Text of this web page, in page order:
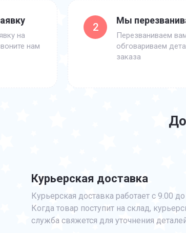
на
нам
2
Мы
Перезваниваем
обговариваем
заказа
Курьерская доставка
Курьерская доставка работает с 9.00
Когда товар поступит на склад,
служба свяжется для уточнения